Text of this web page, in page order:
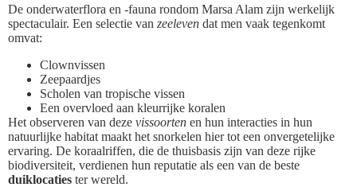
De onderwaterflora en -fauna rondom Marsa Alam zijn werkelijk
spectaculair. Een selectie van zeeleven dat men vaak tegenkomt
omvat:
Clownvissen
Zeepaardjes
Scholen van tropische vissen
Een overvloed aan kleurrijke koralen
Het observeren van deze vissoorten en hun interacties in hun
natuurlijke habitat maakt het snorkelen hier tot een onvergetelijke
ervaring. De koraalriffen, die de thuisbasis zijn van deze rijke
biodiversiteit, verdienen hun reputatie als een van de beste
duiklocaties ter wereld.